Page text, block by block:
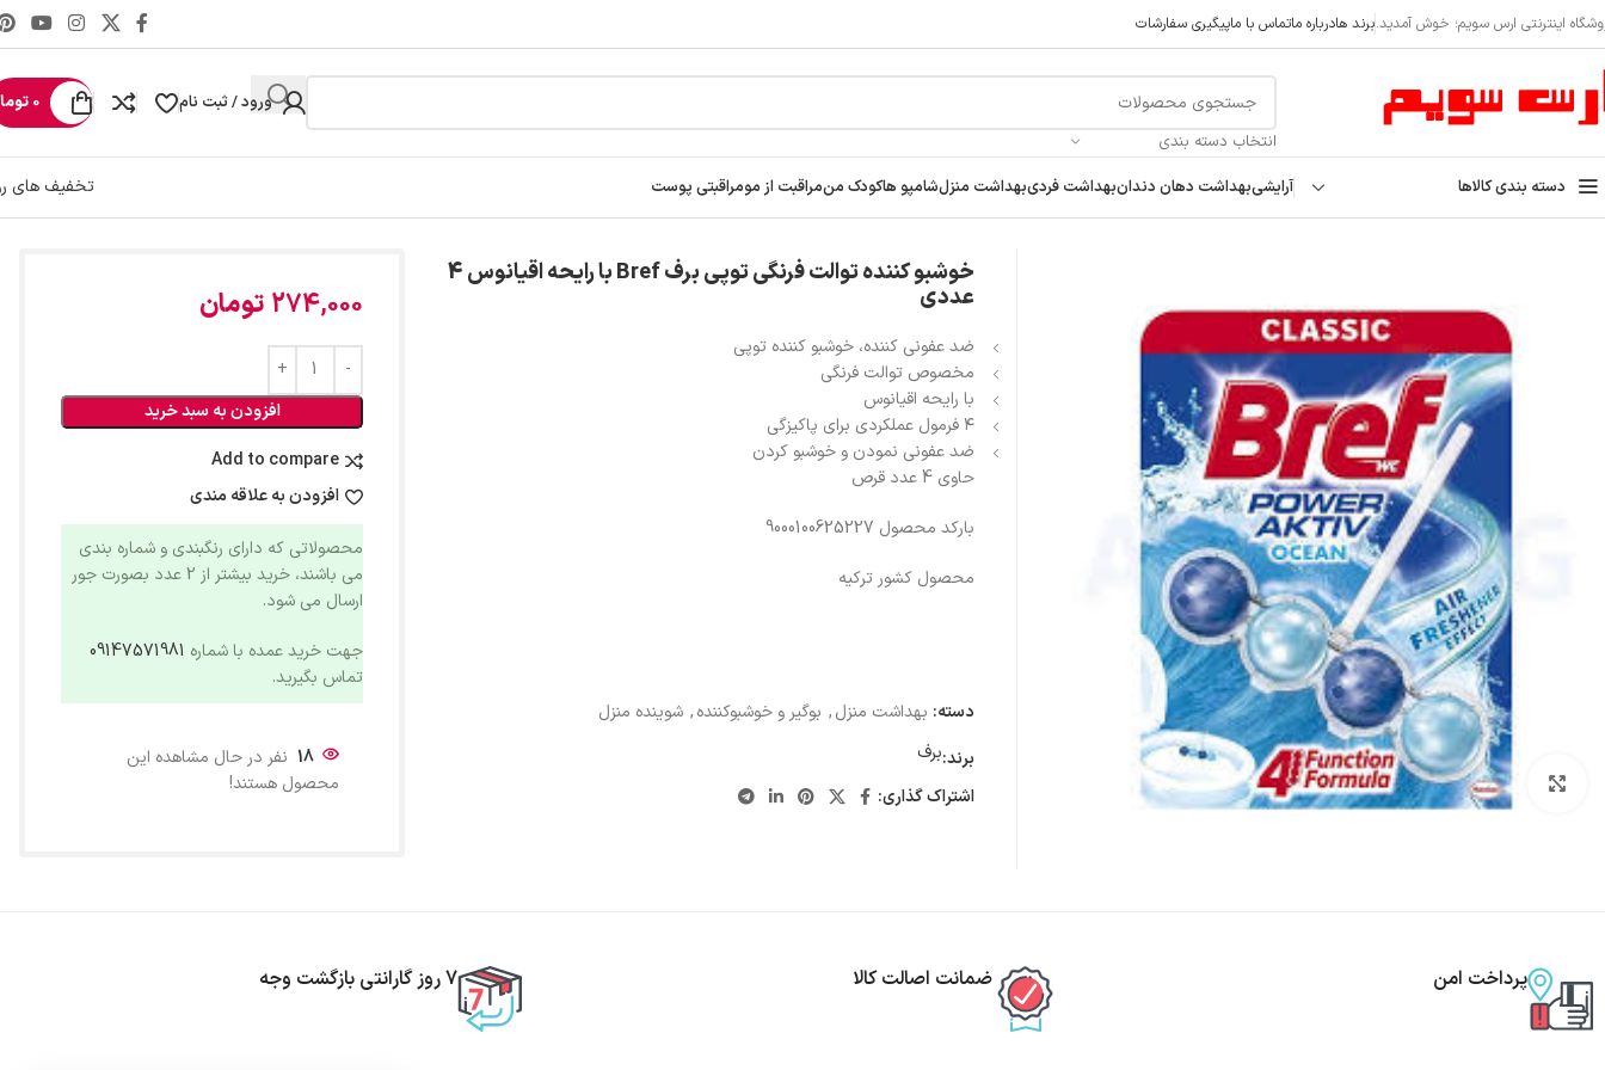
اینترنتی ارس سویم؛ خوش آمدید.برند هادرباره ماتماس با ماپیگیری سفارشات
انتخاب دسته بندی
ورود / ثبت نام 0
دسته بندی کالاها آرایشیبهداشت دهان دندانبهداشت فردیبهداشت منزلشامپو هاکودک منمراقبت از مومراقبتی پوست
تخفیف های
بزرگنمایی تصویر
خوشبو کننده توالت فرنگی توپی برف Bref با رایحه اقیانوس 4
عددی
ضد عفونی کننده، خوشبو کننده توپی
مخصوص توالت فرنگی
با رایحه اقیانوس
۴ فرمول عملکردی برای پاکیزگی
ضد عفونی نمودن و خوشبو کردن
حاوی 4 عدد قرص
بارکد محصول 9000100625227
محصول کشور ترکیه
دسته: بهداشت منزل, بوگیر و خوشبوکننده, شوینده منزل
برند:برف
اشتراک گذاری:
274,000 تومان
افزودن به سبد خرید
Add to compare
افزودن به علاقه مندی
محصولاتی که دارای رنگبندی و شماره بندی
می باشند، خرید بیشتر از 2 عدد بصورت جور
ارسال می شود.
جهت خرید عمده با شماره 09147571981
تماس بگیرید.
18 نفر در حال مشاهده این
محصول هستند!
پرداخت امن ضمانت اصالت کالا 7 روز گارانتی بازگشت وجه